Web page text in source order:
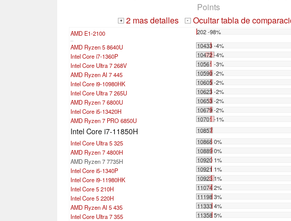
Points
+ 2 mas detalles - Ocultar tabla de
AMD E1-2100 202 -98%
AMD Ryzen 5 8640U
10433 -4%
Intel Core i7-1360P
10472 -4%
Intel Core Ultra 7 268V
10561 -3%
AMD Ryzen AI 7 445
10590 -2%
Intel Core i9-10980HK
10605 -2%
Intel Core Ultra 7 265U
10623 -2%
AMD Ryzen 7 6800U
10653 -2%
Intel Core i5-13420H
10679 -2%
AMD Ryzen 7 PRO 6850U
10701 -1%
Intel Core i7-11850H
10857
Intel Core Ultra 5 325
10868 0%
AMD Ryzen 7 4800H
10889 0%
AMD Ryzen 7 7735H
10920 1%
Intel Core i5-1340P
10921 1%
Intel Core i9-11980HK
10923 1%
Intel Core 5 210H
11074 2%
Intel Core 5 220H
11198 3%
AMD Ryzen AI 5 435
11333 4%
Intel Core Ultra 7 355
11358 5%